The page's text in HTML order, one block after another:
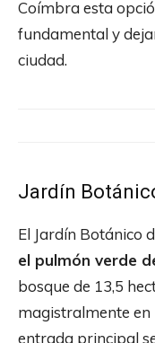
Coímbra esta
fundamental y
ciudad.
Jardín
El Jardín Botánico
el pulmón verde
bosque de 13,5
magistralmente en
entrada principal